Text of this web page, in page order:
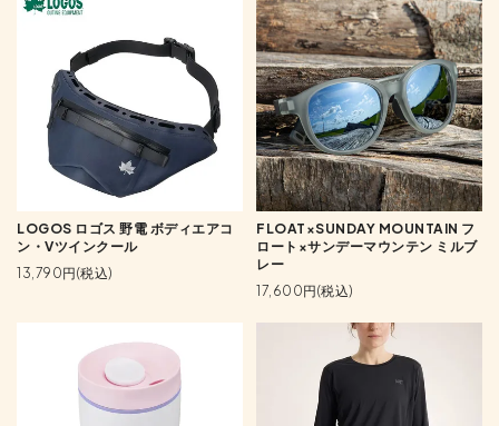
LOGOS ロゴス 野電 ボディエアコ
ン・Vツインクール
13,790円(税込)
FLOAT×SUNDAY MOUNTAIN フ
ロート×サンデーマウンテン ミルブ
レー
17,600円(税込)